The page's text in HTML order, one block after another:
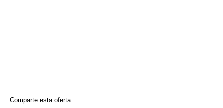
Comparte esta oferta: